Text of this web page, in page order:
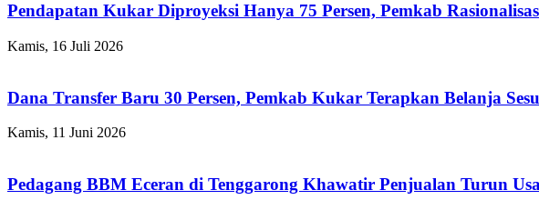
Pendapatan Kukar Diproyeksi Hanya 75 Persen, Pemkab
Kamis, 16 Juli 2026
Dana Transfer Baru 30 Persen, Pemkab Kukar Terapkan Belanja
Kamis, 11 Juni 2026
Pedagang BBM Eceran di Tenggarong Khawatir Penjualan Turun